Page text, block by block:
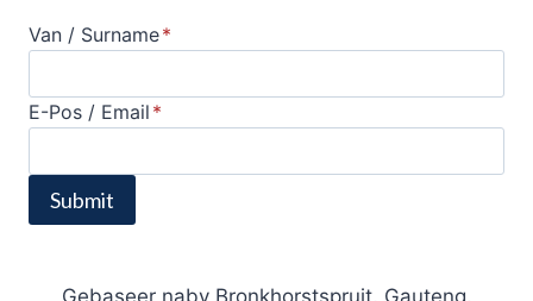
Van / Surname*
E-Pos / Email *
Submit